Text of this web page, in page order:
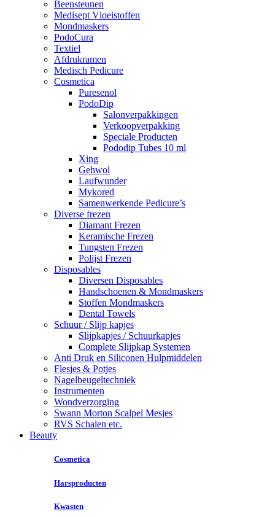
Beensteunen
Medisept Vloeistoffen
Mondmaskers
PodoCura
Textiel
Afdrukramen
Medisch Pedicure
Cosmetica
Puresenol
PodoDip
Salonverpakkingen
Verkoopverpakking
Speciale Producten
Pododip Tubes 10 ml
Xing
Gehwol
Laufwunder
Mykored
Samenwerkende Pedicure’s
Diverse frezen
Diamant Frezen
Keramische Frezen
Tungsten Frezen
Polijst Frezen
Disposables
Diversen Disposables
Handschoenen & Mondmaskers
Stoffen Mondmaskers
Dental Towels
Schuur / Slijp kapjes
Slijpkapjes / Schuurkapjes
Complete Slijpkap Systemen
Anti Druk en Siliconen Hulpmiddelen
Flesjes & Potjes
Nagelbeugeltechniek
Instrumenten
Wondverzorging
Swann Morton Scalpel Mesjes
RVS Schalen etc.
Beauty
Cosmetica
Harsproducten
Kwasten